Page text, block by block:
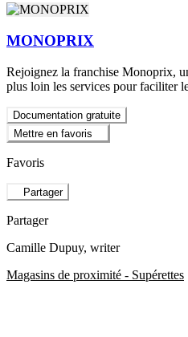
MONOPRIX
Rejoignez la franchise Monoprix,
plus loin les services pour faciliter
Documentation gratuite
Mettre en favoris
Favoris
Partager
Partager
Camille Dupuy, writer
Magasins de proximité - Supérettes